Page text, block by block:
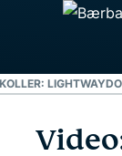
LIGHTWAY
Video: